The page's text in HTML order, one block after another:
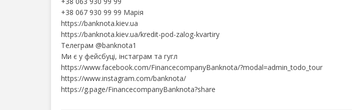
+38 067 930 99 99 Марія
https://banknota.kiev.ua
https://banknota.kiev.ua/kredit-pod-zalog-kvartiry
Телеграм @banknota1
Ми є у фейсбуці, інстаграм та гугл
https://www.facebook.com/FinancecompanyBanknota/?modal=admin_todo_tour
https://www.instagram.com/banknota/
https://g.page/FinancecompanyBanknota?share